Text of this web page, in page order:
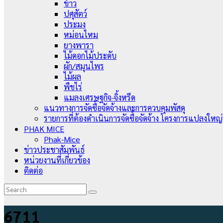
ข้าว
ปศุสัตว์
ประมง
หม่อนไหม
ยางพารา
ไม้ดอกไม้ประดับ
ผัก/สมุนไพร
ไม้ผล
พืชไร่
แมลงเศรษฐกิจ-จิ้งหรีด
แนวทางการจัดซื้อจัดจ้างและการควบคุมพัสดุ
รายการที่ต้องดำเนินการจัดซื้อจัดจ้าง โครงการแปลงใ
PHAK MICE
Phak-Mice
ข่าวประชาสัมพันธ์
หน่วยงานที่เกี่ยวข้อง
ติดต่อ
6711